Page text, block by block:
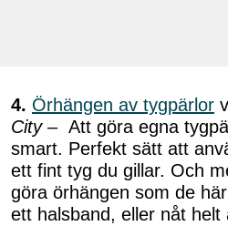
4. Örhängen av tygpärlor
City– Att göra egna
smart. Perfekt sätt att
ett fint tyg du gillar. Och
göra örhängen som de
ett halsband, eller nåt helt